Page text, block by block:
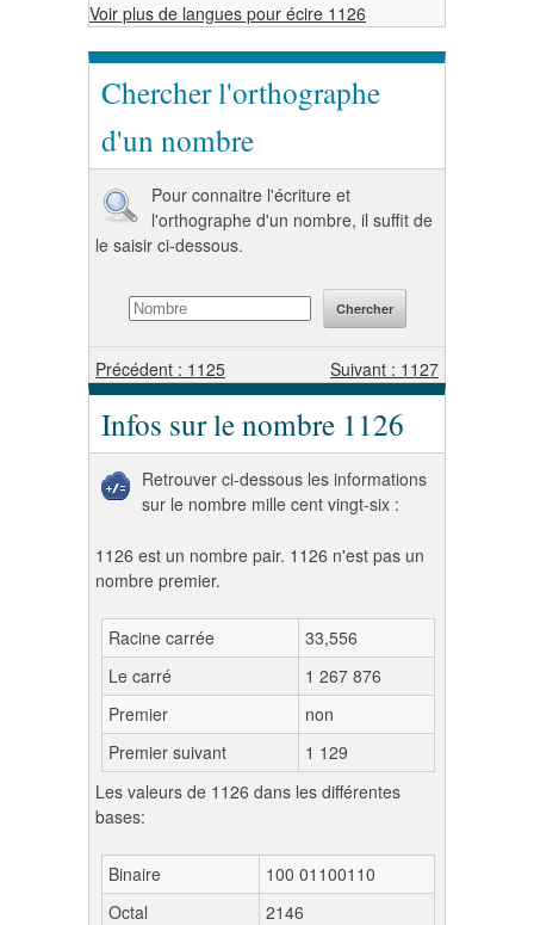
Voir plus de langues pour écire 1126
Chercher l'orthographe
d'un nombre
Pour connaitre l'écriture et
l'orthographe d'un nombre, il suffit de
le saisir ci-dessous.
Précédent : 1125 Suivant : 1127
Infos sur le nombre 1126
Retrouver ci-dessous les informations
sur le nombre mille cent vingt-six :
1126 est un nombre pair. 1126 n'est pas un
nombre premier.
Racine carrée
33,556
Le carré
1 267 876
Premier
non
Premier suivant
1 129
Les valeurs de 1126 dans les différentes
bases:
Binaire
100 01100110
Octal
2146